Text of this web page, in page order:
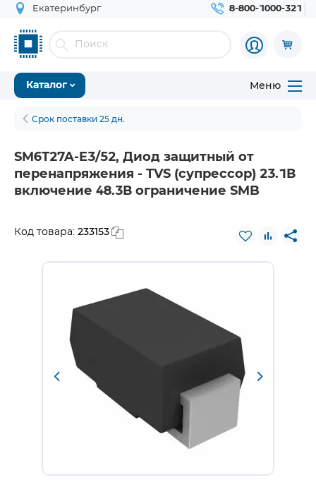
Екатеринбург 8-800-1000-321
Каталог Меню
Срок поставки 25 дн.
SM6T27A-E3/52, Диод защитный от
перенапряжения - TVS (супрессор) 23.1В
включение 48.3В ограничение SMB
Код товара: 233153